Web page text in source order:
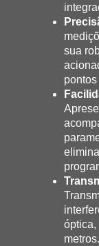
sua
óptica,
metros.